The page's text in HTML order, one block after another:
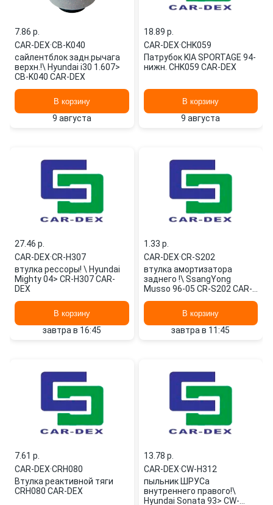
7.86 p.
CAR-DEX·CB-K040
сайлентблок задн.рычага
верхн.!\ Hyundai i30 1.607>
CB-K040 CAR-DEX
В корзину
9 августа
18.89 p.
CAR-DEX·CHK059
Патрубок KIA SPORTAGE 94-
нижн. CHK059 CAR-DEX
В корзину
9 августа
27.46 p.
CAR-DEX·CR-H307
втулка рессоры! \ Hyundai
Mighty 04> CR-H307 CAR-
DEX
В корзину
завтра в 16:45
1.33 p.
CAR-DEX·CR-S202
втулка амортизатора
заднего !\ SsangYong
Musso 96-05 CR-S202 CAR-
В корзину
завтра в 11:45
7.61 p.
CAR-DEX·CRH080
Втулка реактивной тяги
CRH080 CAR-DEX
13.78 p.
CAR-DEX·CW-H312
пыльник ШРУСа
внутреннего правого!\
Hyundai Sonata 93> CW-